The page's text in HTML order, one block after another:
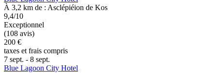
À 3,2 km de : Asclépiéion de Kos
9,4/10
Exceptionnel
(108 avis)
200 €
taxes et frais compris
7 sept. - 8 sept.
Blue Lagoon City Hotel